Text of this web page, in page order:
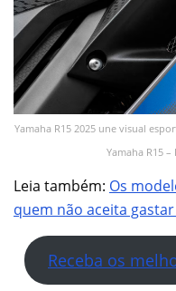
Yamaha R15 2025 une visual
Yamaha R15
Leia também: Os
quem não aceita
Receba os